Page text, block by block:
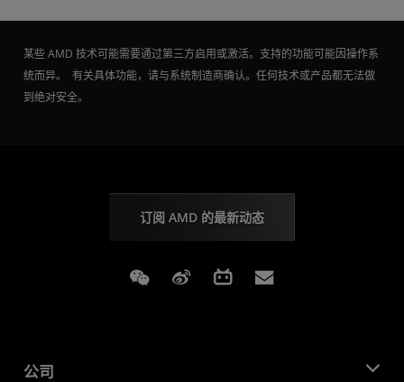
某些 AMD 技术可能需要通过第三方启用或激活。支持的功能可能因操作系
统而异。 有关具体功能，请与系统制造商确认。任何技术或产品都无法做
到绝对安全。
订阅 AMD 的最新动态
Weixin Weibo Bilibili
公司